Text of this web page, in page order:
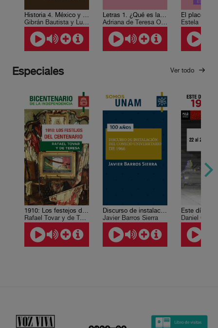
Historia 4. México y la tradición mediterránea I
Gibrán Bautista y Lugo
Letras 1. ¿Qué es la literatura? I
Adriana de Teresa Ochoa, Leda Rendón
Estela Ruiz
Especiales Ver todo
1910: Los festejos del Centenario
Rafael Tovar y de Teresa
Discurso de instalación del Consejo Universitario de 1966
Javier Barros Sierra
Daniel Cazés